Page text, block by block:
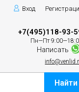
Вход
+7(495)118-93-
Пн—Пт
Написать
Найти